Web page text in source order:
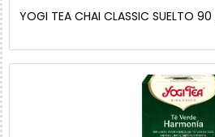
YOGI TEA CHAI CLASSIC SUELTO